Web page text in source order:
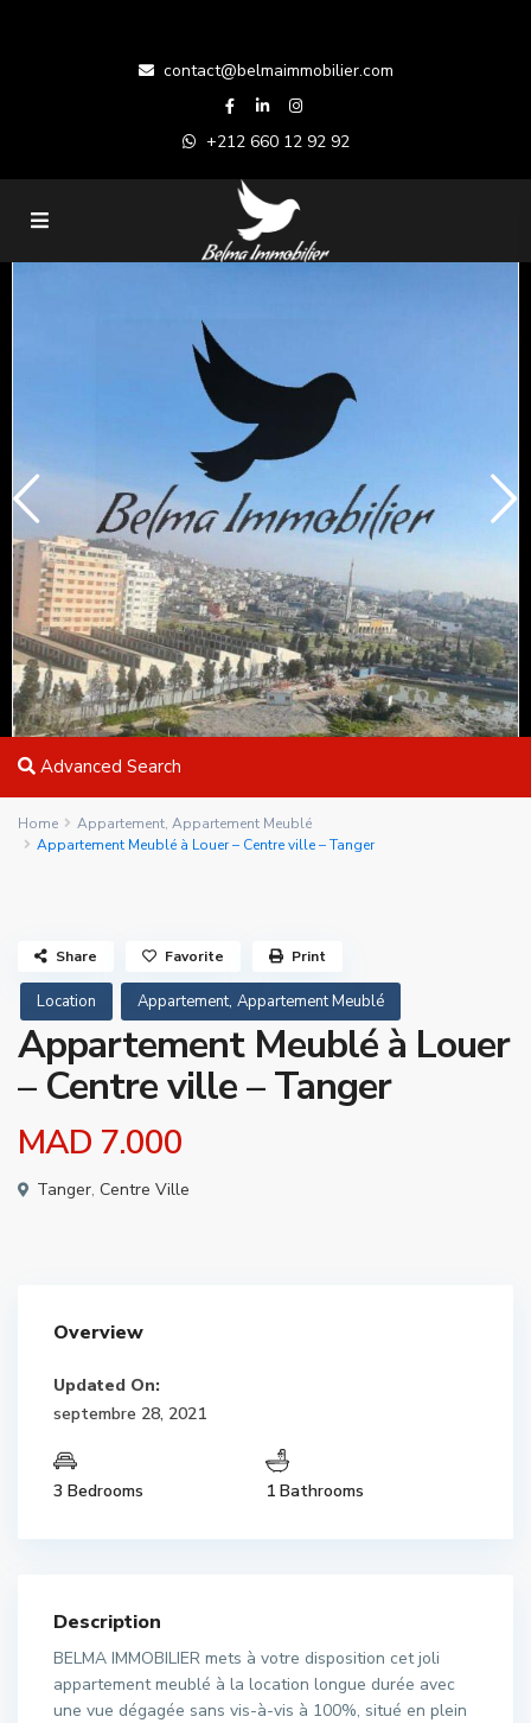
contact@belmaimmobilier.com
+212 660 12 92 92
Advanced Search
Home Appartement, Appartement Meublé
Appartement Meublé à Louer – Centre ville – Tanger
Location Appartement, Appartement Meublé
Appartement Meublé à Louer
– Centre ville – Tanger
MAD 7.000
Tanger, Centre Ville
Share Favorite Print
Overview
Updated On:
septembre 28, 2021
3 Bedrooms 1 Bathrooms
Description
BELMA IMMOBILIER mets à votre disposition cet joli
appartement meublé à la location longue durée avec
une vue dégagée sans vis-à-vis à 100%, situé en plein